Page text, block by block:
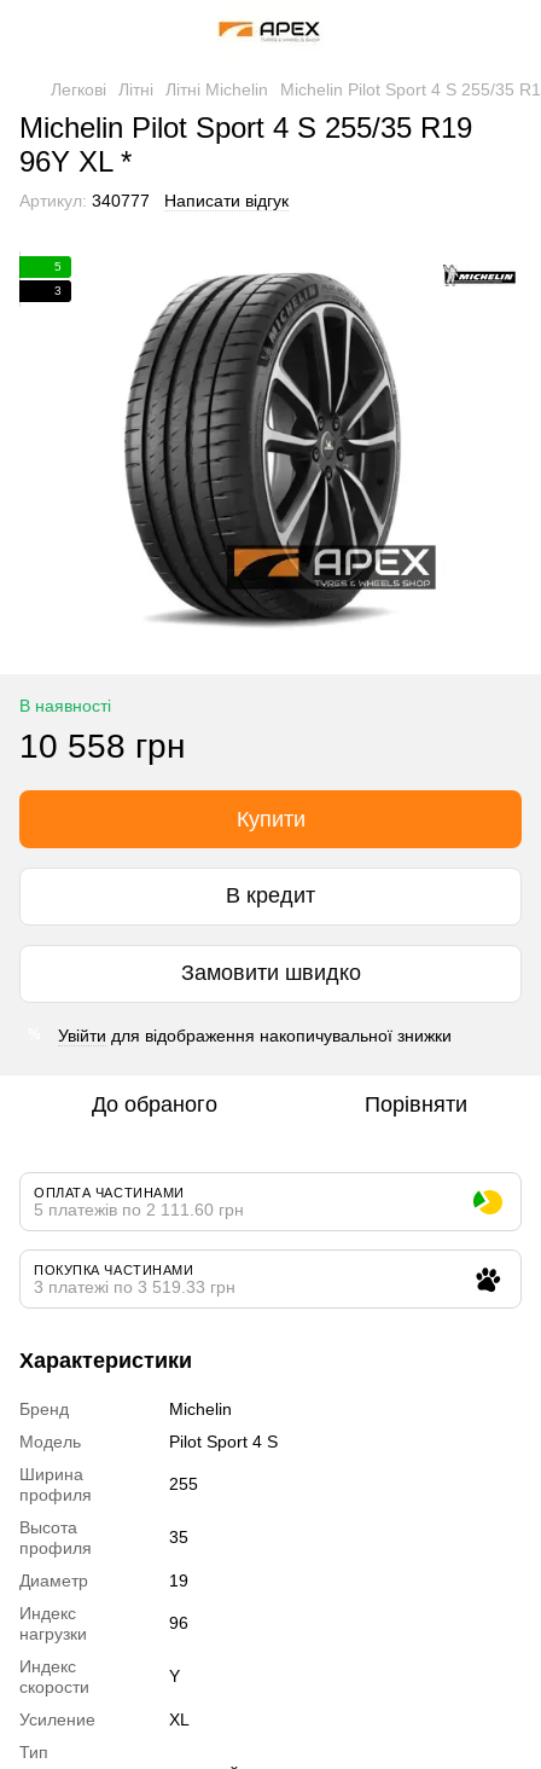
Легкові Літні Літні Michelin Michelin Pilot Sport 4 S 255/35
Michelin Pilot Sport 4 S 255/35 R19
96Y XL *
Артикул: 340777 Написати відгук
5
3
В наявності
10 558 грн
Купити
В кредит
Замовити швидко
Увійти для відображення накопичувальної знижки
До обраного Порівняти
ОПЛАТА ЧАСТИНАМИ
5 платежів по 2 111.60 грн
ПОКУПКА ЧАСТИНАМИ
3 платежі по 3 519.33 грн
Характеристики
Бренд
Michelin
Модель
Pilot Sport 4 S
Ширина
профиля
255
Высота
профиля
35
Диаметр
19
Индекс
нагрузки
96
Индекс
скорости
Y
Усиление
XL
Тип